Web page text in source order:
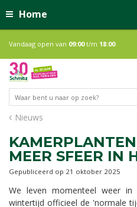
Home
Nieuws
Vandaag open van 09:00t/m 18:00
MEER SFEER IN
Gepubliceerd op 21 oktober 2025
We leven momenteel weer
wintertijd officieel de 'normale